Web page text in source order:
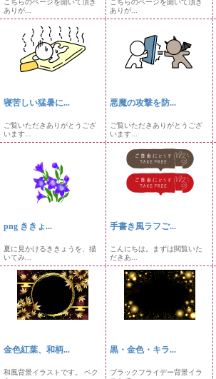
こちらのページを開いて頂き
ありが...
こちらのページを開いて頂き
ありが...
寝苦しい猛暑に...
ご覧いただきありがとうござ
います...
悪魔の攻撃を防...
ご覧いただきありがとうござ
います...
png ききょ...
夏に見かけるききょうを、描
いてみ...
手書き風ラフご...
こんにちは。まずは閲覧いた
だきあ...
金色紅葉、和柄...
和風背景イラストです。 ベク
黒・金色・キラ...
ブラックフライデー背景イラ